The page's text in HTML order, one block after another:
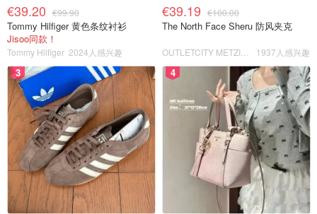
€39.20 €99.90
Tommy Hilfiger 黄色条纹衬衫
Jisoo同款！
Tommy Hilfiger 2024人感兴趣
€39.19 €100.00
The North Face Sheru 防风夹克
1937人感兴趣
3 4